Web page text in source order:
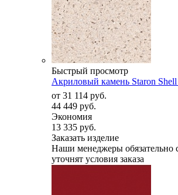
Быстрый просмотр
Акриловый камень Staron Shell
от 31 114 руб.
44 449 руб.
Экономия
13 335 руб.
Заказать изделие
Наши менеджеры обязательно
уточнят условия заказа